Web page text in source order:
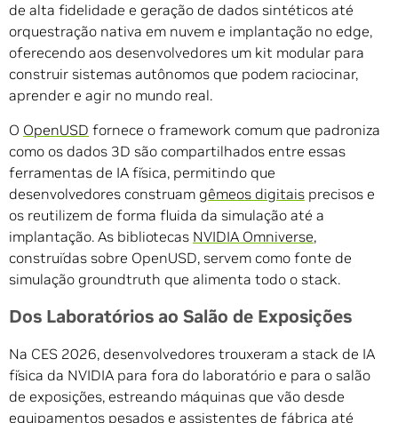
de alta fidelidade e geração de dados sintéticos até
orquestração nativa em nuvem e implantação no edge,
oferecendo aos desenvolvedores um kit modular para
construir sistemas autônomos que podem raciocinar,
aprender e agir no mundo real.
O OpenUSD fornece o framework comum que padroniza
como os dados 3D são compartilhados entre essas
ferramentas de IA física, permitindo que
desenvolvedores construam gêmeos digitais precisos e
os reutilizem de forma fluida da simulação até a
implantação. As bibliotecas NVIDIA Omniverse,
construídas sobre OpenUSD, servem como fonte de
simulação groundtruth que alimenta todo o stack.
Dos Laboratórios ao Salão de Exposições
Na CES 2026, desenvolvedores trouxeram a stack de IA
física da NVIDIA para fora do laboratório e para o salão
de exposições, estreando máquinas que vão desde
equipamentos pesados e assistentes de fábrica até